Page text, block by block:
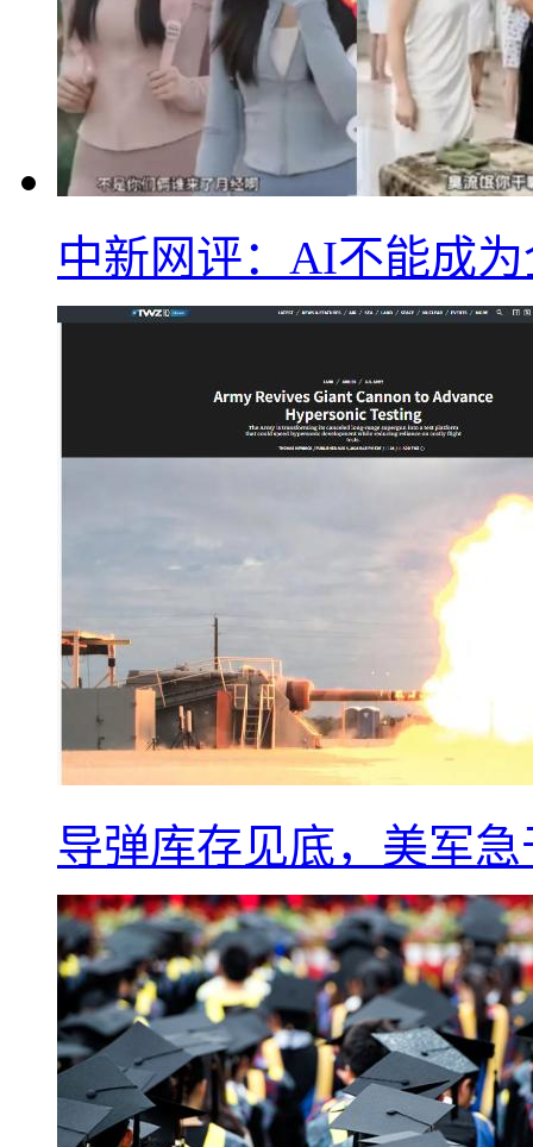
中新网评：AI不能成
导弹库存见底，美军